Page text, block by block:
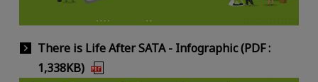
There is Life After SATA - Infographic (PDF :
1,338KB)